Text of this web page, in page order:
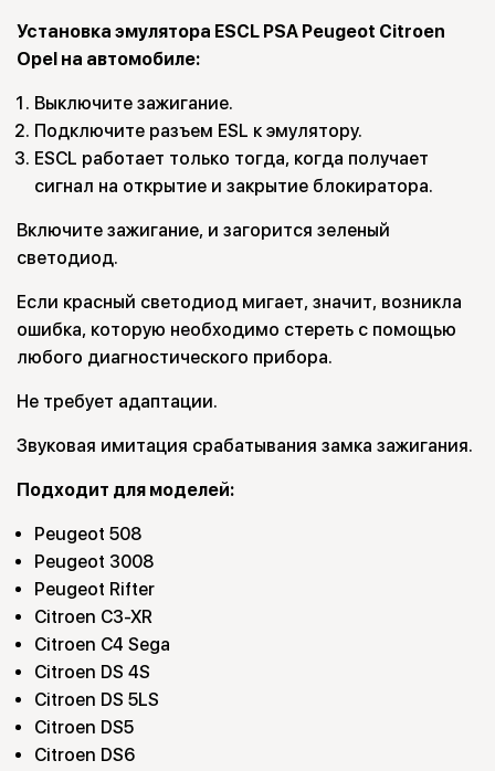
Установка эмулятора ESCL PSA Peugeot Citroen
Opel на автомобиле:
Выключите зажигание.
Подключите разъем ESL к эмулятору.
ESCL работает только тогда, когда получает
сигнал на открытие и закрытие блокиратора.
Включите зажигание, и загорится зеленый
светодиод.
Если красный светодиод мигает, значит, возникла
ошибка, которую необходимо стереть с помощью
любого диагностического прибора.
Не требует адаптации.
Звуковая имитация срабатывания замка зажигания.
Подходит для моделей:
Peugeot 508
Peugeot 3008
Peugeot Rifter
Citroen C3-XR
Citroen C4 Sega
Citroen DS 4S
Citroen DS 5LS
Citroen DS5
Citroen DS6